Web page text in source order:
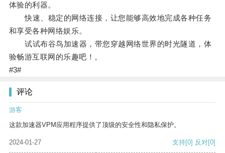
体验的利器。
快速、稳定的网络连接，让您能够高效地完成各种任务
和享受各种网络娱乐。
试试布谷鸟加速器，带您穿越网络世界的时光隧道，体
验畅游互联网的乐趣吧！。
#3#
评论
游客
这款加速器VPM应用程序提供了顶级的安全性和隐私保护。
2024-01-27 支持[0] 反对[0]